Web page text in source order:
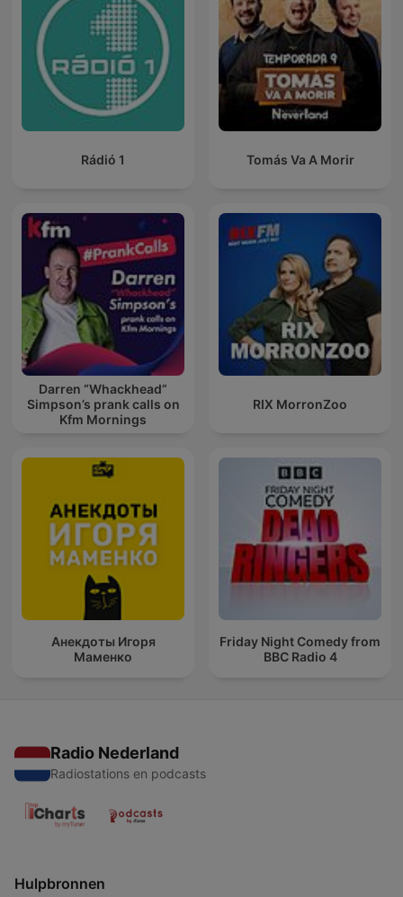
Rádió 1 Tomás Va A Morir
Darren “Whackhead”
Simpson’s prank calls on
Kfm Mornings
RIX MorronZoo
Анекдоты Игоря
Маменко
Friday Night Comedy from
BBC Radio 4
Radio Nederland
Radiostations en podcasts
Hulpbronnen